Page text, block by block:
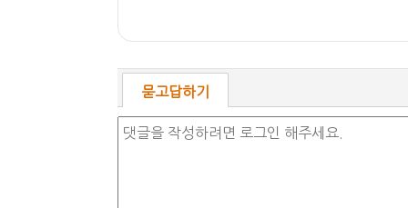
묻고답하기